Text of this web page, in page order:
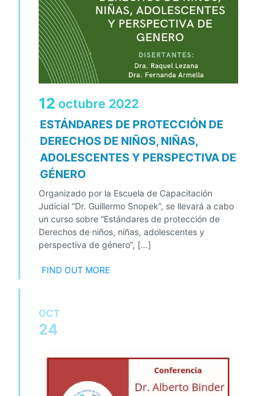
12 octubre 2022
ESTÁNDARES DE PROTECCIÓN DE
DERECHOS DE NIÑOS, NIÑAS,
ADOLESCENTES Y PERSPECTIVA DE
GÉNERO
Organizado por la Escuela de Capacitación
Judicial “Dr. Guillermo Snopek”, se llevará a cabo
un curso sobre “Estándares de protección de
Derechos de niños, niñas, adolescentes y
perspectiva de género”, […]
FIND OUT MORE
OCT
24